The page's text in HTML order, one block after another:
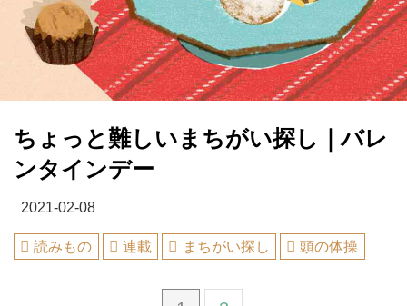
ちょっと難しいまちがい探し｜バレ
ンタインデー
2021-02-08
読みもの 連載 まちがい探し 頭の体操